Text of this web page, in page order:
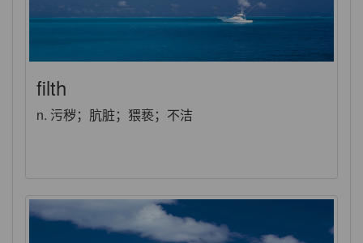
filth
n. 污秽；肮脏；猥亵；不洁